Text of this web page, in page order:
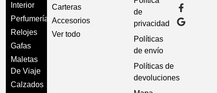
Interior
Perfumería
Relojes
Gafas
Maletas
De Viaje
Calzados
Carteras
Accesorios
Ver todo
de
privacidad
Políticas
de envío
Políticas de
devoluciones